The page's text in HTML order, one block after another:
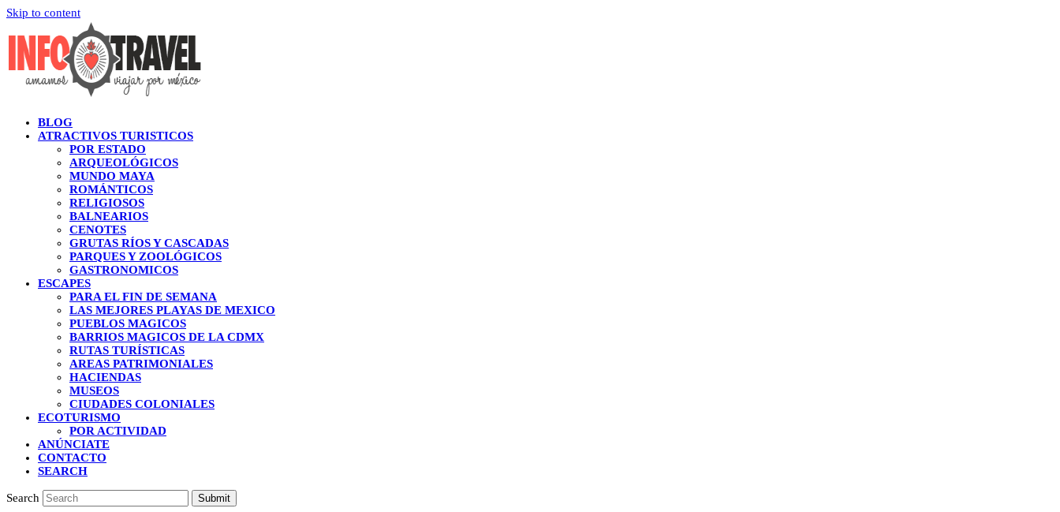
Skip to content
BLOG
ATRACTIVOS TURISTICOS
POR ESTADO
ARQUEOLÓGICOS
MUNDO MAYA
ROMÁNTICOS
RELIGIOSOS
BALNEARIOS
CENOTES
GRUTAS RÍOS Y CASCADAS
PARQUES Y ZOOLÓGICOS
GASTRONOMICOS
ESCAPES
PARA EL FIN DE SEMANA
LAS MEJORES PLAYAS DE MEXICO
PUEBLOS MAGICOS
BARRIOS MAGICOS DE LA CDMX
RUTAS TURÍSTICAS
AREAS PATRIMONIALES
HACIENDAS
MUSEOS
CIUDADES COLONIALES
ECOTURISMO
POR ACTIVIDAD
ANÚNCIATE
CONTACTO
SEARCH
Search Submit